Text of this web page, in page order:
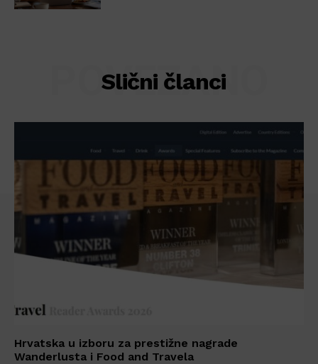
Slični članci
POVEZANO
Hrvatska u izboru za prestižne nagrade
Wanderlusta i Food and Travela